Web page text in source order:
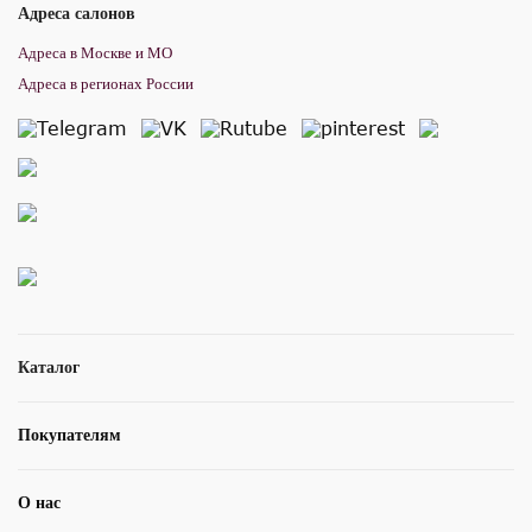
Крокус Сити. На площади 3 000+ кв м представлены экспозиции 12
оформленных профессионалами!
Каталог
Покупателям
О нас
Адреса салонов
Адреса в Москве и МО
Адреса в регионах России